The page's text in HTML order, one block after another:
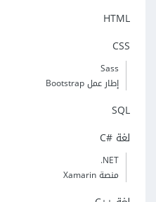
HTML
CSS
Sass
إطار عمل Bootstrap
SQL
لغة C#‎
‎.NET
منصة Xamarin